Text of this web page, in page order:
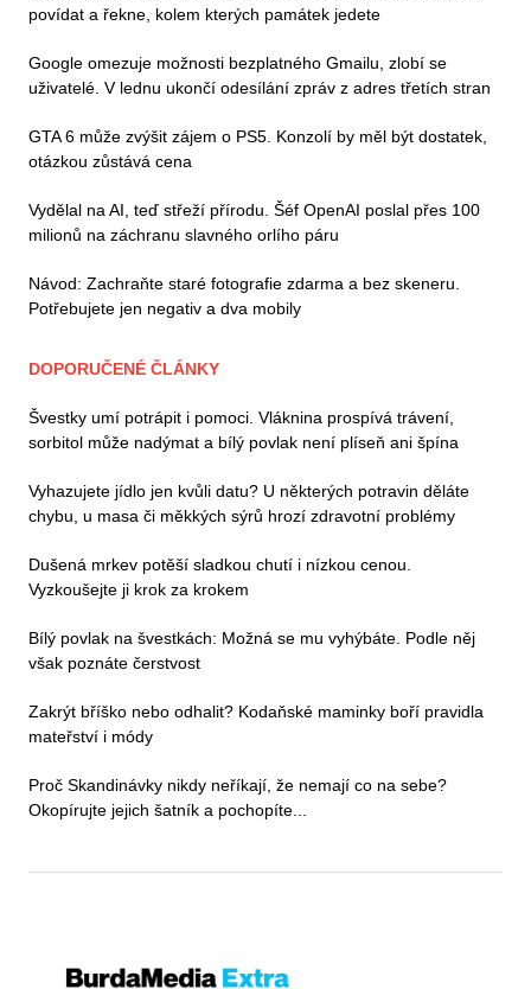
povídat a řekne, kolem kterých památek jedete
Google omezuje možnosti bezplatného Gmailu, zlobí se
uživatelé. V lednu ukončí odesílání zpráv z adres třetích stran
GTA 6 může zvýšit zájem o PS5. Konzolí by měl být dostatek,
otázkou zůstává cena
Vydělal na AI, teď střeží přírodu. Šéf OpenAI poslal přes 100
milionů na záchranu slavného orlího páru
Návod: Zachraňte staré fotografie zdarma a bez skeneru.
Potřebujete jen negativ a dva mobily
DOPORUČENÉ ČLÁNKY
Švestky umí potrápit i pomoci. Vláknina prospívá trávení,
sorbitol může nadýmat a bílý povlak není plíseň ani špína
Vyhazujete jídlo jen kvůli datu? U některých potravin děláte
chybu, u masa či měkkých sýrů hrozí zdravotní problémy
Dušená mrkev potěší sladkou chutí i nízkou cenou.
Vyzkoušejte ji krok za krokem
Bílý povlak na švestkách: Možná se mu vyhýbáte. Podle něj
však poznáte čerstvost
Zakrýt bříško nebo odhalit? Kodaňské maminky boří pravidla
mateřství i módy
Proč Skandinávky nikdy neříkají, že nemají co na sebe?
Okopírujte jejich šatník a pochopíte...